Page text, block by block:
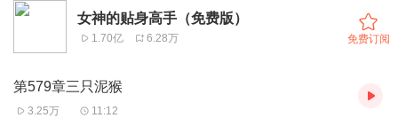
女神的贴身高手（免费版）
1.70亿 6.28万 免费订阅
第579章三只泥猴
3.25万 11:12